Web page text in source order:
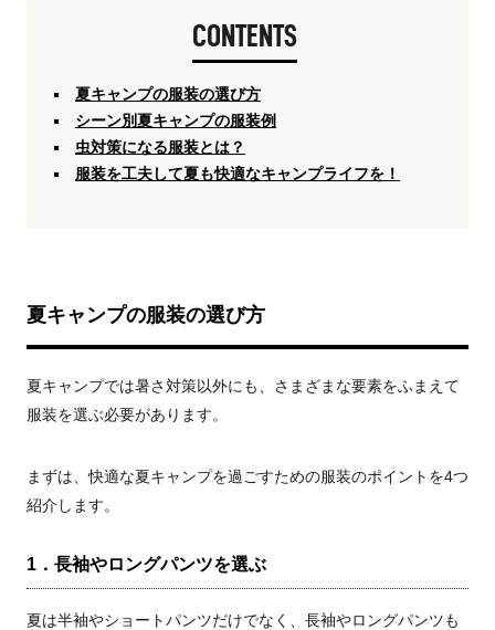
CONTENTS
夏キャンプの服装の選び方
シーン別夏キャンプの服装例
虫対策になる服装とは？
服装を工夫して夏も快適なキャンプライフを！
夏キャンプの服装の選び方
夏キャンプでは暑さ対策以外にも、さまざまな要素をふまえて
服装を選ぶ必要があります。
まずは、快適な夏キャンプを過ごすための服装のポイントを4つ
紹介します。
1．長袖やロングパンツを選ぶ
夏は半袖やショートパンツだけでなく、長袖やロングパンツも